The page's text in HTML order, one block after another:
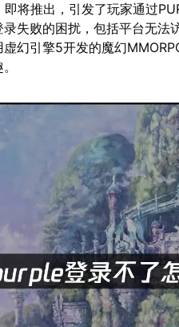
将推出，引发了玩家通过
失败的困扰，包括平台无法
幻引擎5开发的魔幻